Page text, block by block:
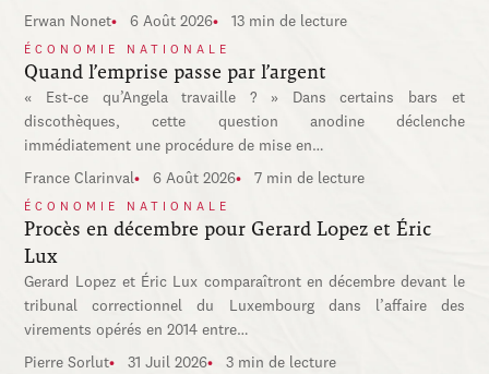
Erwan Nonet 6 Août 2026 13 min de lecture
ÉCONOMIE NATIONALE
Quand l’emprise passe par l’argent
« Est-ce qu’Angela travaille ? » Dans certains bars et
discothèques, cette question anodine déclenche
immédiatement une procédure de mise en…
France Clarinval 6 Août 2026 7 min de lecture
ÉCONOMIE NATIONALE
Procès en décembre pour Gerard Lopez et Éric
Lux
Gerard Lopez et Éric Lux comparaîtront en décembre devant le
tribunal correctionnel du Luxembourg dans l’affaire des
virements opérés en 2014 entre…
Pierre Sorlut 31 Juil 2026 3 min de lecture